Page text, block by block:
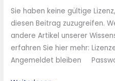
Sie haben keine gültige
diesen Beitrag zuzugreifen.
andere Artikel unserer
erfahren Sie hier mehr:
Angemeldet bleiben
Fällung
aus
Überschussschlamm
auf
der
Kläranlage